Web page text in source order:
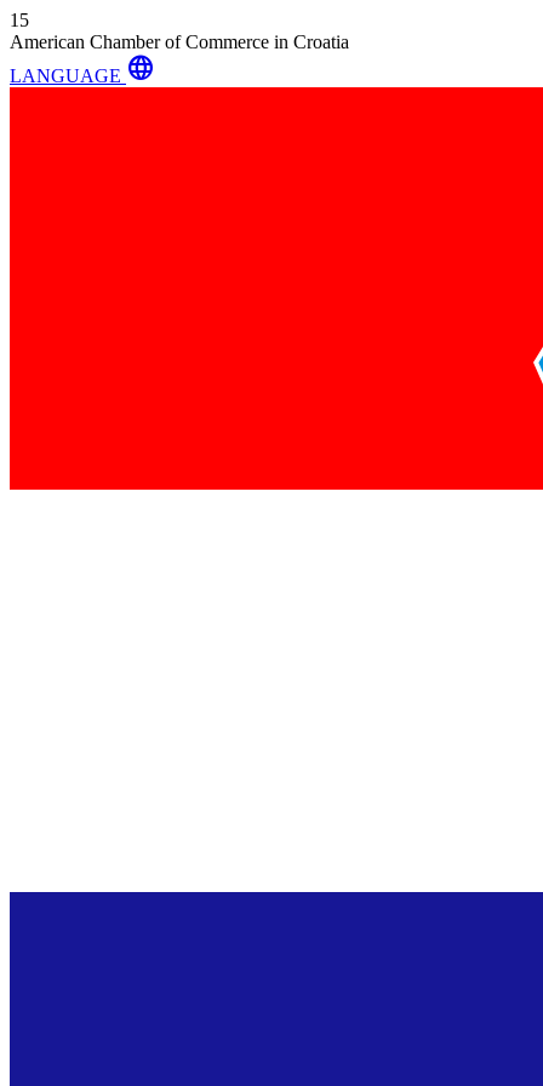
15
American Chamber of Commerce in Croatia
LANGUAGE language